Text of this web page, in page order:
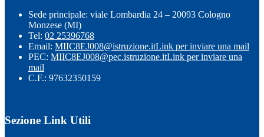
Sede principale: viale Lombardia 24 – 20093 Cologno
Monzese (MI)
Tel: 02 25396768
Email: MIIC8EJ008@istruzione.itLink per inviare una mail
PEC: MIIC8EJ008@pec.istruzione.itLink per inviare una
mail
C.F.: 97632350159
Sezione Link Utili